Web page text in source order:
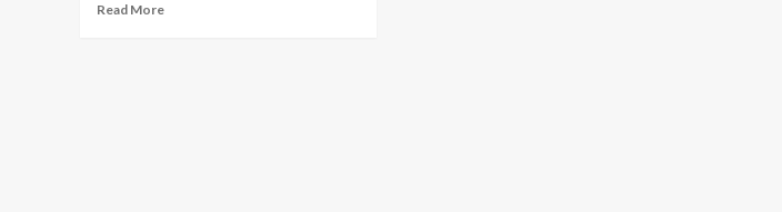
Read More